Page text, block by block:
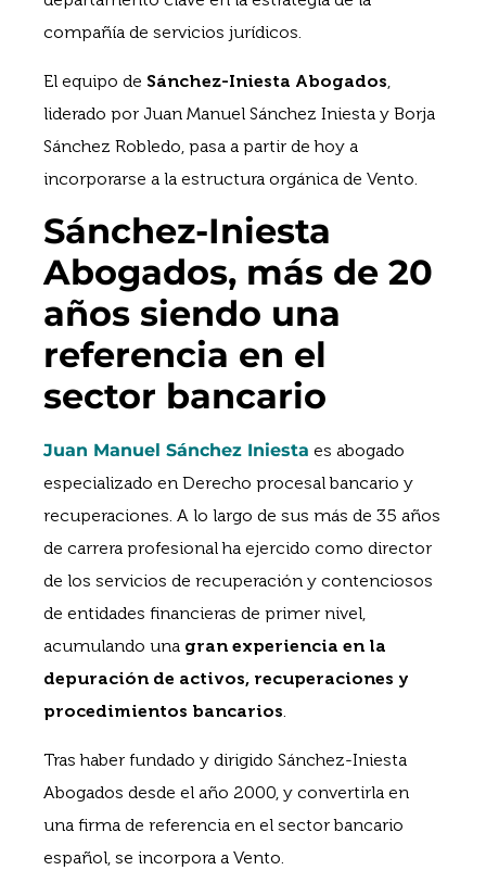
compañía de servicios jurídicos.
El equipo de Sánchez-Iniesta Abogados
liderado por Juan Manuel Sánchez Iniesta y Borja
Sánchez Robledo, pasa a partir de hoy a
incorporarse a la estructura orgánica de Vento.
Sánchez-Iniesta
Abogados, más de 20
años siendo una
referencia en el
sector bancario
Juan Manuel Sánchez Iniesta es abogado
especializado en Derecho procesal bancario y
recuperaciones. A lo largo de sus más de 35 años
de carrera profesional ha ejercido como director
de los servicios de recuperación y contenciosos
de entidades financieras de primer nivel,
acumulando una gran experiencia en la
depuración de activos, recuperaciones y
procedimientos bancarios.
Tras haber fundado y dirigido Sánchez-Iniesta
Abogados desde el año 2000, y convertirla en
una firma de referencia en el sector bancario
español, se incorpora a Vento.